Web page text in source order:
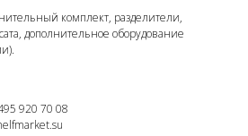
комплект, разделители,
дополнительное оборудование
920 70 08